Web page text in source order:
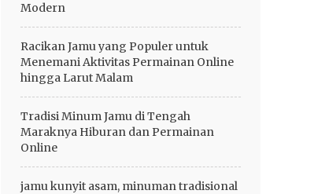
Modern
Racikan Jamu yang Populer untuk
Menemani Aktivitas Permainan Online
hingga Larut Malam
Tradisi Minum Jamu di Tengah
Maraknya Hiburan dan Permainan
Online
jamu kunyit asam, minuman tradisional